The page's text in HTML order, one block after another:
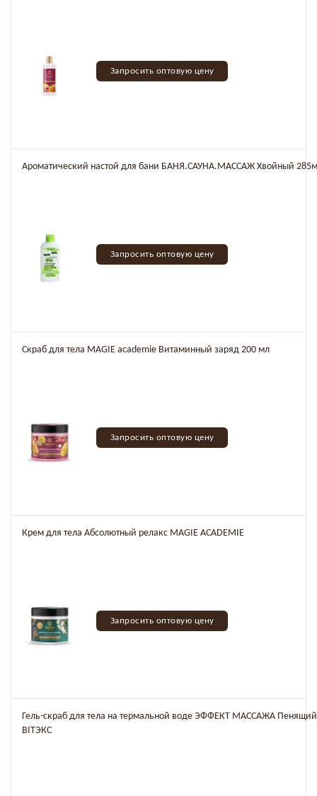
Запросить оптовую цену
Ароматический настой для бани БАНЯ.САУНА.МАССАЖ Хвойный
Запросить оптовую цену
Скраб для тела MAGIE academie Витаминный заряд 200 мл
Запросить оптовую цену
Крем для тела Абсолютный релакс MAGIE ACADEMIE
Запросить оптовую цену
Гель-скраб для тела на термальной воде ЭФФЕКТ МАССАЖА
BITЭКС